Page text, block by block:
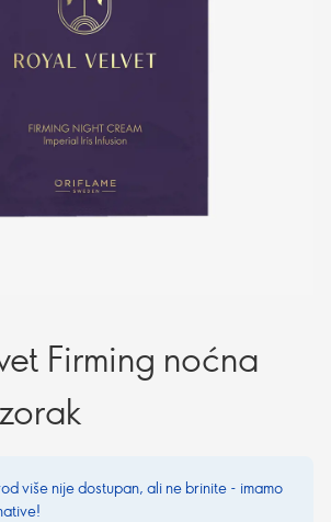
Firming noćna
više nije dostupan, ali ne brinite - imamo